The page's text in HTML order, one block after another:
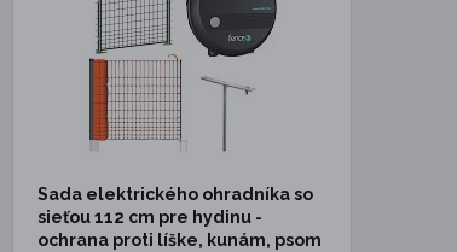
Sada elektrického ohradníka so
sieťou 112 cm pre hydinu -
ochrana proti líške, kunám, psom